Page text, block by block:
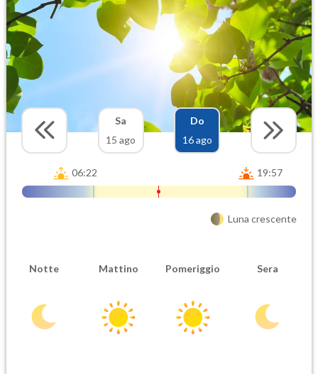
Sa
15 ago
Do
16 ago
06:22 19:57
Luna crescente
Notte Mattino Pomeriggio Sera